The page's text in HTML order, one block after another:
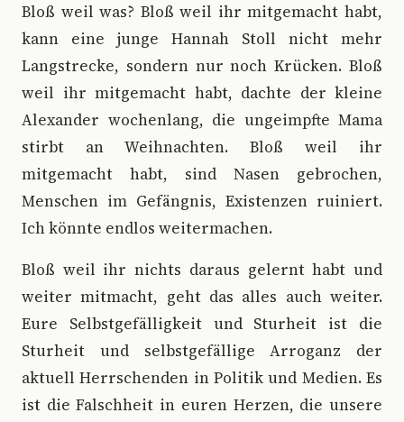
Bloß weil was? Bloß weil ihr mitgemacht habt,
kann eine junge Hannah Stoll nicht mehr
Langstrecke, sondern nur noch Krücken. Bloß
weil ihr mitgemacht habt, dachte der kleine
Alexander wochenlang, die ungeimpfte Mama
stirbt an Weihnachten. Bloß weil ihr
mitgemacht habt, sind Nasen gebrochen,
Menschen im Gefängnis, Existenzen ruiniert.
Ich könnte endlos weitermachen.
Bloß weil ihr nichts daraus gelernt habt und
weiter mitmacht, geht das alles auch weiter.
Eure Selbstgefälligkeit und Sturheit ist die
Sturheit und selbstgefällige Arroganz der
aktuell Herrschenden in Politik und Medien. Es
ist die Falschheit in euren Herzen, die unsere